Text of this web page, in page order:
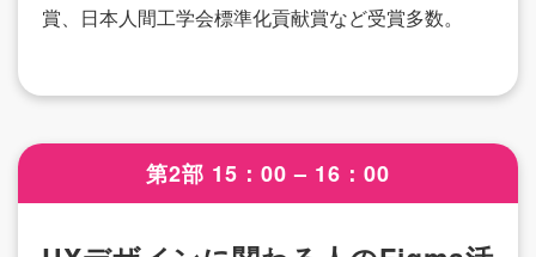
賞、日本人間工学会標準化貢献賞など受賞多数。
第2部 15：00 – 16：00